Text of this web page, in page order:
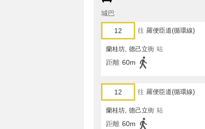
城巴
12 往 羅便臣道(循環線)
蘭桂坊, 德己立街 站
距離 60m
12 往 羅便臣道(循環線)
蘭桂坊, 德己立街 站
距離 60m